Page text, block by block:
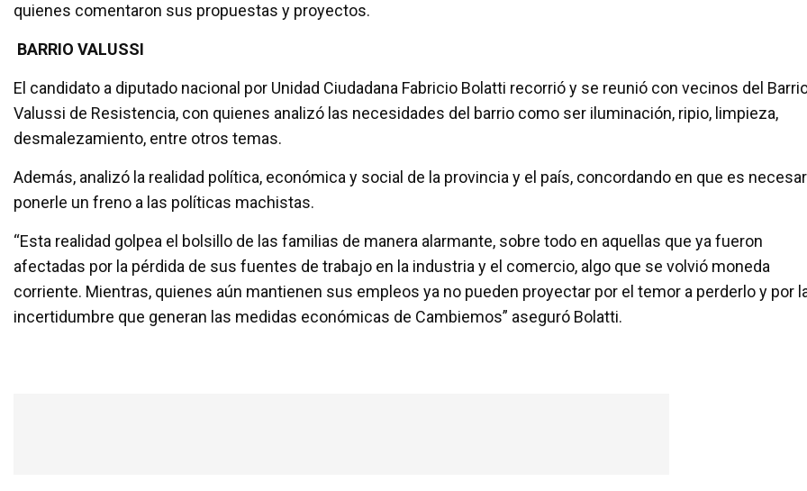
quienes comentaron sus propuestas y proyectos.
BARRIO VALUSSI
El candidato a diputado nacional por Unidad Ciudadana Fabricio Bolatti recorrió y se reunió con vecinos del
Valussi de Resistencia, con quienes analizó las necesidades del barrio como ser iluminación, ripio, limpieza,
desmalezamiento, entre otros temas.
Además, analizó la realidad política, económica y social de la provincia y el país, concordando en que es
ponerle un freno a las políticas machistas.
“Esta realidad golpea el bolsillo de las familias de manera alarmante, sobre todo en aquellas que ya fueron
afectadas por la pérdida de sus fuentes de trabajo en la industria y el comercio, algo que se volvió moneda
corriente. Mientras, quienes aún mantienen sus empleos ya no pueden proyectar por el temor a perderlo y por
incertidumbre que generan las medidas económicas de Cambiemos” aseguró Bolatti.